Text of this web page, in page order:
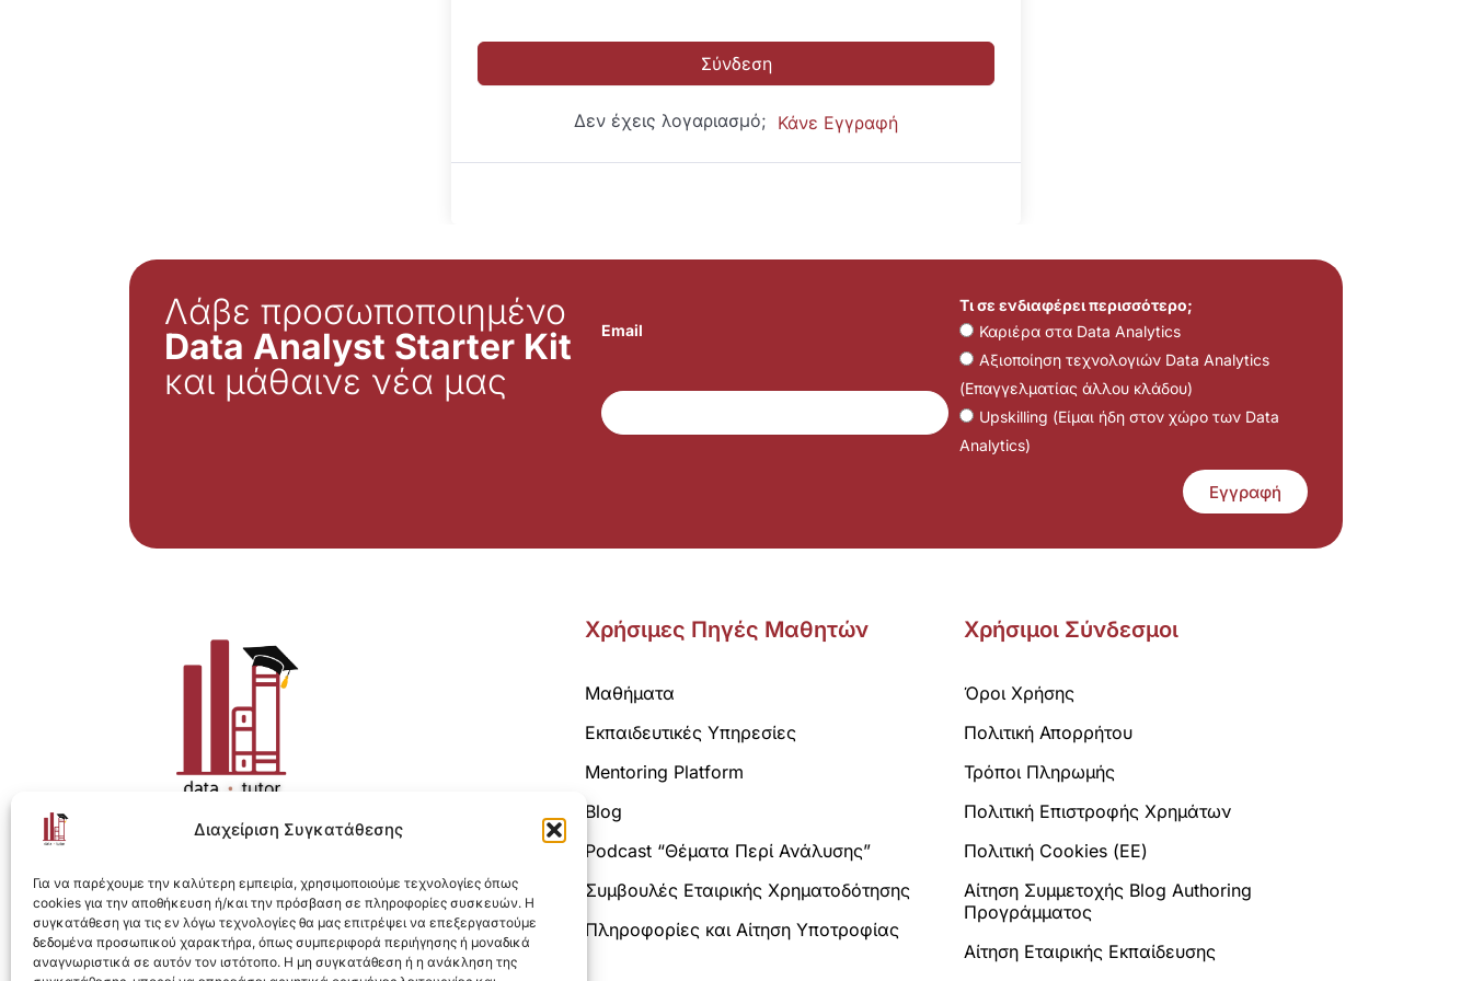
Διαχείριση Συγκατάθεσης
Για να παρέχουμε την καλύτερη εμπειρία, χρησιμοποιούμε τεχνολογίες όπως
cookies για την αποθήκευση ή/και την πρόσβαση σε πληροφορίες συσκευών. Η
συγκατάθεση για τις εν λόγω τεχνολογίες θα μας επιτρέψει να επεξεργαστούμε
δεδομένα προσωπικού χαρακτήρα, όπως συμπεριφορά περιήγησης ή μοναδικά
αναγνωριστικά σε αυτόν τον ιστότοπο. Η μη συγκατάθεση ή η ανάκληση της
Σύνδεση
Δεν έχεις λογαριασμό; Κάνε Εγγραφή
Λάβε προσωποποιημένο
Data Analyst Starter Kit
και μάθαινε νέα μας
Email
Τι σε ενδιαφέρει περισσότερο;
Καριέρα στα Data Analytics
Αξιοποίηση τεχνολογιών Data Analytics
(Επαγγελματίας άλλου κλάδου)
Upskilling (Είμαι ήδη στον χώρο των Data
Analytics)
Εγγραφή
Η ολοκληρωμένη e-learning λύση για Data Analytics.
Χρήσιμες Πηγές Μαθητών
Μαθήματα
Εκπαιδευτικές Υπηρεσίες
Mentoring Platform
Blog
Podcast “Θέματα Περί Ανάλυσης”
Συμβουλές Εταιρικής Χρηματοδότησης
Πληροφορίες και Αίτηση Υποτροφίας
Χρήσιμοι Σύνδεσμοι
Όροι Χρήσης
Πολιτική Απορρήτου
Τρόποι Πληρωμής
Πολιτική Επιστροφής Χρημάτων
Πολιτική Cookies (ΕΕ)
Αίτηση Συμμετοχής Blog Authoring
Προγράμματος
Αίτηση Εταιρικής Εκπαίδευσης